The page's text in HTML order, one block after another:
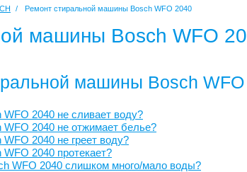
/ Ремонт стиральной машины Bosch WFO 2040
машины Bosch WFO
машины Bosch
2040 не сливает воду?
2040 не отжимает белье?
2040 не греет воду?
2040 протекает?
WFO 2040 слишком много/мало воды?